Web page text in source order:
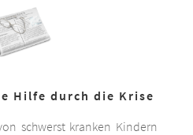
Hilfe durch die Krise
schwerst kranken Kindern